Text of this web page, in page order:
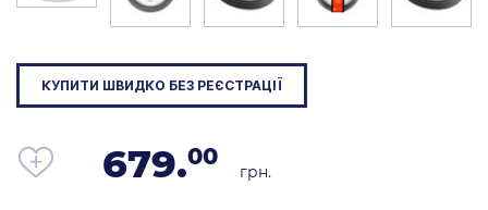
КУПИТИ ШВИДКО БЕЗ РЕЄСТРАЦІЇ
679.00
грн.